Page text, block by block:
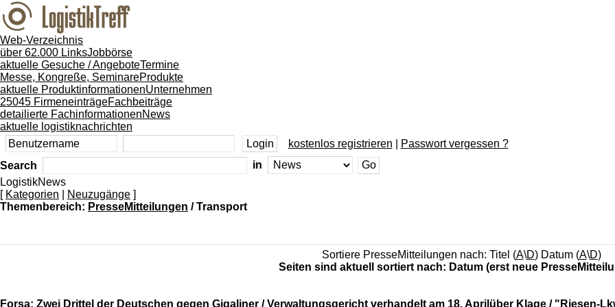
Web-Verzeichnis
über 62.000 LinksJobbörse
aktuelle Gesuche / AngeboteTermine
Messe, Kongreße, SeminareProdukte
aktuelle ProduktinformationenUnternehmen
25045 FirmeneinträgeFachbeiträge
detailierte FachinformationenNews
aktuelle logistiknachrichten
kostenlos registrieren
Passwort vergessen ?
Search
in
LogistikNews
[ Kategorien Neuzugänge ]
Themenbereich: PresseMitteilungen / Transport
Sortiere PresseMitteilungen nach: Titel (A\D) Datum (A\D)
Seiten sind aktuell sortiert nach: Datum (erst neue
Forsa: Zwei Drittel der Deutschen gegen Gigaliner / Verwaltungsgericht verhandelt am 18. Aprilüber Klage / "Riesen-